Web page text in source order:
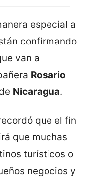
especial a
confirmando
van a
Rosario
Nicaragua.
que el fin
que muchas
turísticos o
negocios y